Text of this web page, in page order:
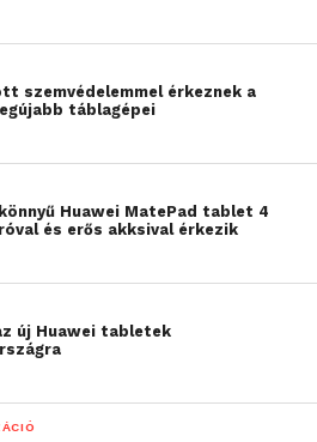
szemvédelemmel érkeznek a
táblagépei
Huawei MatePad tablet 4
és erős akksival érkezik
új Huawei tabletek